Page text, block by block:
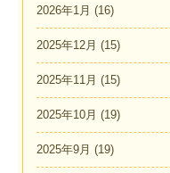
2026年1月 (16)
2025年12月 (15)
2025年11月 (15)
2025年10月 (19)
2025年9月 (19)